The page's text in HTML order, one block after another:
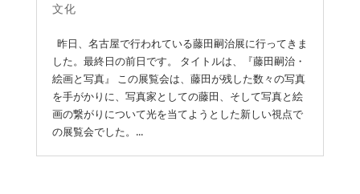
文化
昨日、名古屋で行われている藤田嗣治展に行ってきま
した。最終日の前日です。 タイトルは、『藤田嗣治・
絵画と写真』 この展覧会は、藤田が残した数々の写真
を手がかりに、写真家としての藤田、そして写真と絵
画の繋がりについて光を当てようとした新しい視点で
の展覧会でした。...